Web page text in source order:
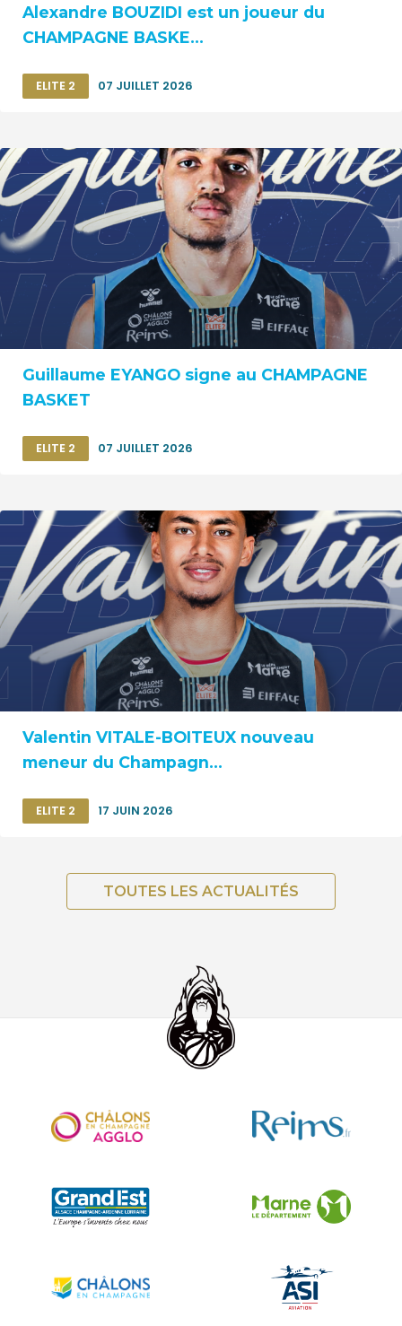
Alexandre BOUZIDI est un joueur du
CHAMPAGNE BASKE...
ELITE 2 07 JUILLET 2026
Guillaume EYANGO signe au CHAMPAGNE
BASKET
ELITE 2 07 JUILLET 2026
Valentin VITALE-BOITEUX nouveau
meneur du Champagn...
ELITE 2 17 JUIN 2026
TOUTES LES ACTUALITÉS